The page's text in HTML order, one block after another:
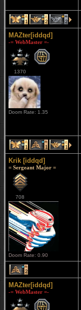
1 2 2
MAZter[iddqd]
-= WebMaster =-
1370
Doom Rate: 1.35
1 1 1
Krik [iddqd]
= Sergeant Major =
708
Doom Rate: 0.90
2
MAZter[iddqd]
-= WebMaster =-